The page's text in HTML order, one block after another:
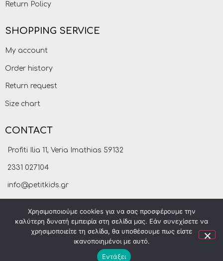
Return Policy
SHOPPING SERVICE
My account
Order history
Return request
Size chart
CONTACT
Profiti Ilia 11, Veria Imathias 59132
2331 027104
info@petitkids.gr
Χρησιμοποιούμε cookies για να σας προσφέρουμε την
καλύτερη δυνατή εμπειρία στη σελίδα μας. Εάν συνεχίσετε να
χρησιμοποιείτε τη σελίδα, θα υποθέσουμε πως είστε
ικανοποιημένοι με αυτό.
Εντάξει